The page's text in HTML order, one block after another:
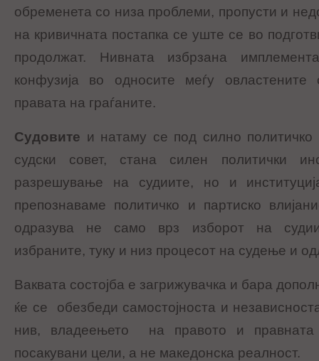
обременета со низа проблеми, пропусти и
на кривичната постапка се уште се во
продолжат. Нивната избрзана
конфузија во односите меѓу овластените
правата на граѓаните.
Судовите и натаму се под силно политичко
судски совет, стана силен политички
разрешување на судиите, но и
препознаваме политичко и партиско
одразува не само врз изборот на
избраните, туку и низ процесот на судење и
Ваквата состојба е загрижувачка и бара
ќе се обезбеди самостојноста и
нив, владеењето на правото и
посакувани цели, а не македонска реалност.